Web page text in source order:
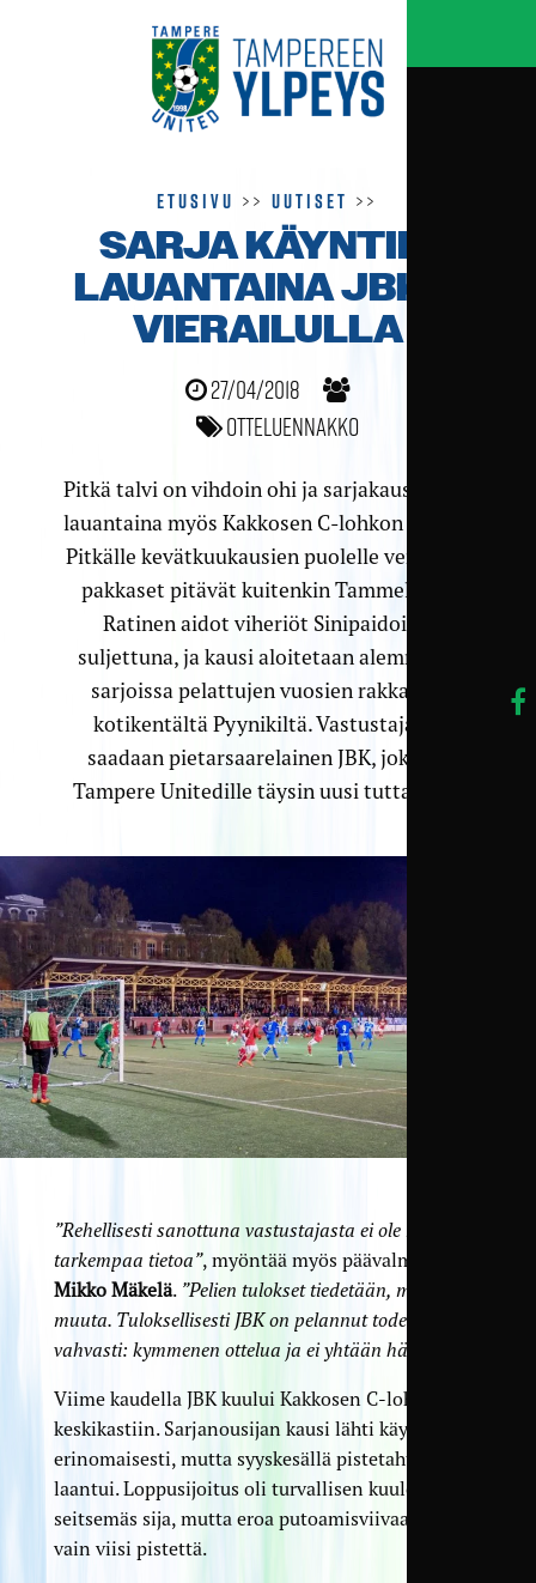
Etusivu >>Uutiset >>
SARJA KÄYNTIIN
LAUANTAINA JBK:N
VIERAILULLA
27/04/2018
Otteluennakko
Pitkä talvi on vihdoin ohi ja sarjakausi alkaa
lauantaina myös Kakkosen C-lohkon osalta.
Pitkälle kevätkuukausien puolelle venyneet
pakkaset pitävät kuitenkin Tammelan ja
Ratinen aidot viheriöt Sinipaidoilta
suljettuna, ja kausi aloitetaan alemmissa
sarjoissa pelattujen vuosien rakkaalta
kotikentältä Pyynikiltä. Vastustajaksi
saadaan pietarsaarelainen JBK, joka on
Tampere Unitedille täysin uusi tuttavuus.
”Rehellisesti sanottuna vastustajasta ei ole mitään
tarkempaa tietoa”, myöntää myös päävalmentaja
Mikko Mäkelä. ”Pelien tulokset tiedetään, mutta ei
muuta. Tuloksellisesti JBK on pelannut todella
vahvasti: kymmenen ottelua ja ei yhtään häviötä.”
Viime kaudella JBK kuului Kakkosen C-lohkon
keskikastiin. Sarjanousijan kausi lähti käyntiin
erinomaisesti, mutta syyskesällä pistetahti
laantui. Loppusijoitus oli turvallisen kuuloinen
seitsemäs sija, mutta eroa putoamisviivaan jäi
vain viisi pistettä.